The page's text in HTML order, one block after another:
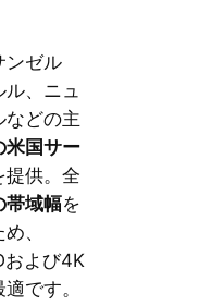
ンゼル
ル、ニュ
などの主
米国サー
提供。全
帯域幅を
、
および4K
です。